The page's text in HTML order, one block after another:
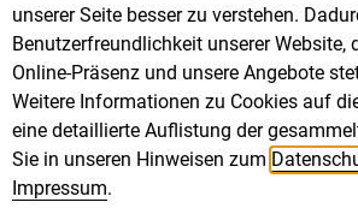
1. Sie schützen unsere
Klimaschutz ist eine der zentralen
Zeit. Das bedeutet nicht weniger,
unseres Lebens wie sauberes
und fruchtbare Böden zu erhalten.
unserer Seite besser zu verstehen.
Benutzerfreundlichkeit unserer Website,
Online-Präsenz und unsere Angebote
Weitere Informationen zu Cookies auf
eine detaillierte Auflistung der
Sie in unseren Hinweisen zum
Impressum.